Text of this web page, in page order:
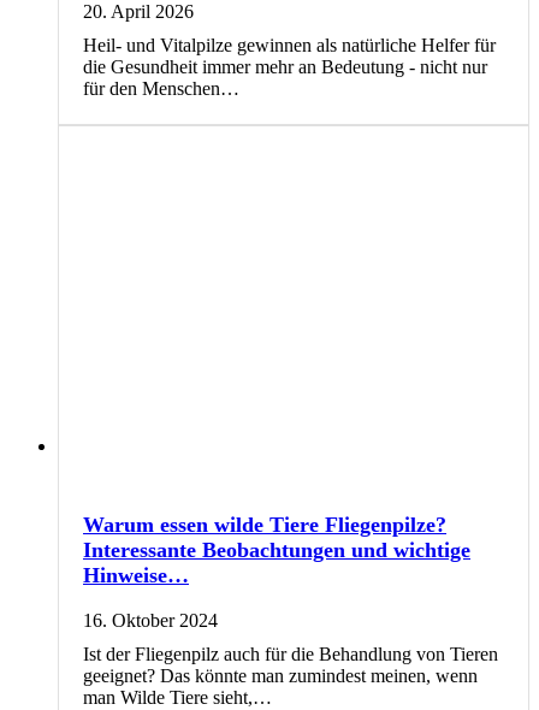
20. April 2026
Heil- und Vitalpilze gewinnen als natürliche Helfer für
die Gesundheit immer mehr an Bedeutung - nicht nur
für den Menschen…
Warum essen wilde Tiere Fliegenpilze?
Interessante Beobachtungen und wichtige
Hinweise…
16. Oktober 2024
Ist der Fliegenpilz auch für die Behandlung von Tieren
geeignet? Das könnte man zumindest meinen, wenn
man Wilde Tiere sieht,…